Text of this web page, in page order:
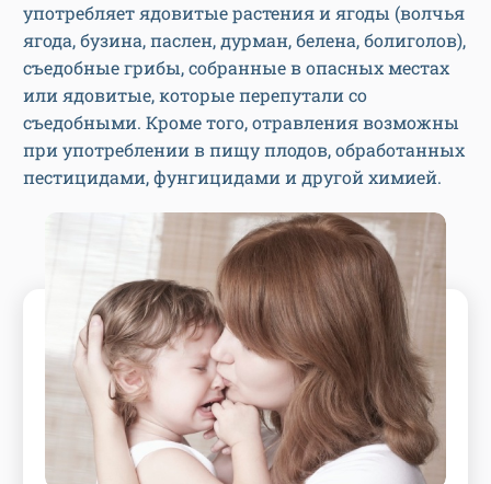
употребляет ядовитые растения и ягоды (волчья
ягода, бузина, паслен, дурман, белена, болиголов),
съедобные грибы, собранные в опасных местах
или ядовитые, которые перепутали со
съедобными. Кроме того, отравления возможны
при употреблении в пищу плодов, обработанных
пестицидами, фунгицидами и другой химией.